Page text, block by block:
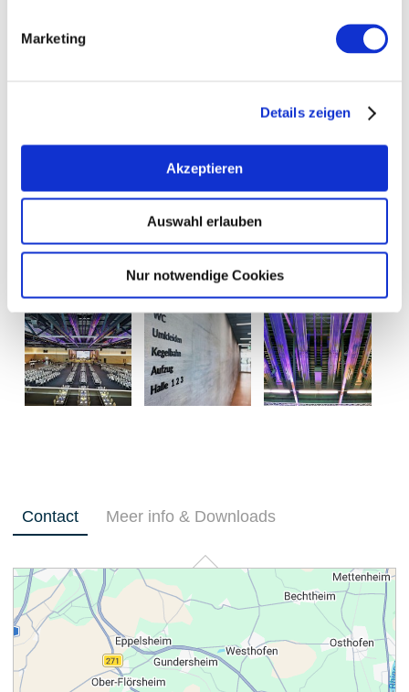
Marketing
Details zeigen
Akzeptieren
Auswahl erlauben
Nur notwendige Cookies
Contact Meer info & Downloads